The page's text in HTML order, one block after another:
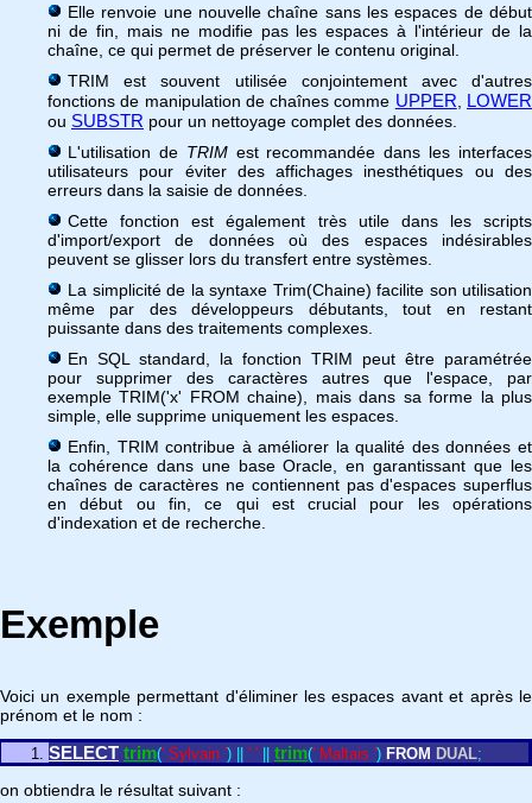
Elle renvoie une nouvelle chaîne sans les espaces de début
ni de fin, mais ne modifie pas les espaces à l'intérieur de la
chaîne, ce qui permet de préserver le contenu original.
TRIM est souvent utilisée conjointement avec d'autres
fonctions de manipulation de chaînes comme UPPER LOWER
ou SUBSTR pour un nettoyage complet des données.
L'utilisation de TRIMest recommandée dans les interfaces
utilisateurs pour éviter des affichages inesthétiques ou des
erreurs dans la saisie de données.
Cette fonction est également très utile dans les scripts
d'import/export de données où des espaces indésirables
peuvent se glisser lors du transfert entre systèmes.
La simplicité de la syntaxe Trim(Chaine) facilite son utilisation
même par des développeurs débutants, tout en restant
puissante dans des traitements complexes.
En SQL standard, la fonction TRIM peut être paramétrée
pour supprimer des caractères autres que l'espace, par
exemple TRIM('x' FROM chaine), mais dans sa forme la plus
simple, elle supprime uniquement les espaces.
Enfin, TRIM contribue à améliorer la qualité des données et
la cohérence dans une base Oracle, en garantissant que les
chaînes de caractères ne contiennent pas d'espaces superflus
en début ou fin, ce qui est crucial pour les opérations
d'indexation et de recherche.
Exemple
Voici un exemple permettant d'éliminer les espaces avant et après le
prénom et le nom :
SELECT trim(' Sylvain ') ' ' trim(' Maltais ') FROM DUAL;
on obtiendra le résultat suivant :